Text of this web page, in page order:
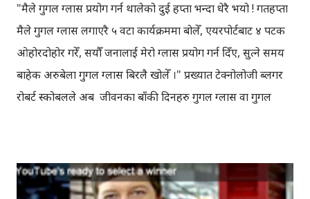
"मैले गुगल ग्लास प्रयोग गर्न थालेको दुई हप्ता भन्दा धेरै भयो ! गतहप्ता
मैले गुगल ग्लास लगाएरै ५ वटा कार्यक्रममा बोलेँ, एयरपोर्टबाट ४ पटक
ओहोरदोहोर गरेँ, सयौँ जनालाई मेरो ग्लास प्रयोग गर्न दिँए, सुत्ने समय
बाहेक अरुबेला गुगल ग्लास बिरलै खोलेँ ।" प्रख्यात टेक्नोलोजी ब्लगर
रोबर्ट स्कोबलले अब जीवनका बाँकी दिनहरु गुगल ग्लास वा गुगल
साथीहरुलाई रोबर्टको कुरा रोचक लाग्न सक्ने भएकोले उनले गुगल
प्लसमा लेखेको "गुगल ग्लास अनुभव" तल जस्ताको तस्तै राखेकोछु ।